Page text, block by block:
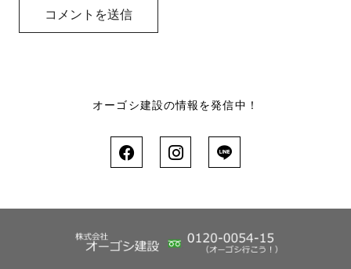
オーゴシ建設の情報を発信中！